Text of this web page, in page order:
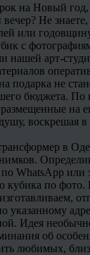
на Новый год,
Не знаете,
или
с
нашей арт-
подарка не
бюджета. По
на
душу, воскрешая
в
по WhatsApp или
кубика по фото.
указанному
Идея
об
любимых,